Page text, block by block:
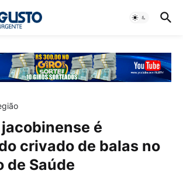
é
crivado de balas no
de Saúde